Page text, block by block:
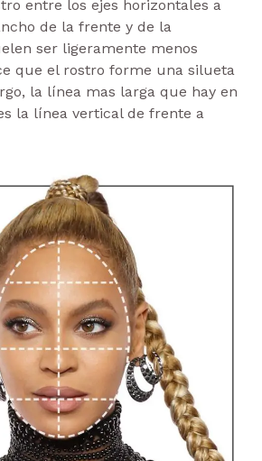
entre los ejes horizontales a
de la frente y de la
ser ligeramente menos
que el rostro forme una silueta
la línea mas larga que hay en
la línea vertical de frente a